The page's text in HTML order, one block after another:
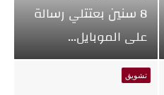
8 سنين بعتتلي رسالة
على الموبايل...
تشويق